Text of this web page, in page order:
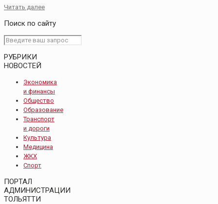
Читать далее
Поиск по сайту
РУБРИКИ
НОВОСТЕЙ
Экономика
и финансы
Общество
Образование
Транспорт
и дороги
Культура
Медицина
ЖКХ
Спорт
ПОРТАЛ
АДМИНИСТРАЦИИ
ТОЛЬЯТТИ